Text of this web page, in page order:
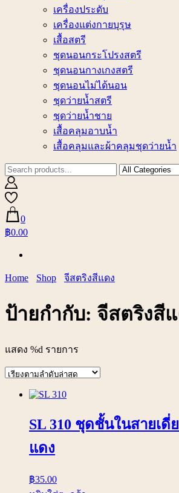
เครื่องประดับ
เครื่องแต่งกายบุรุษ
เสื้อสตรี
ชุดนอนกระโปรงสตรี
ชุดนอนกางเกงสตรี
ชุดนอนไม่ได้นอน
ชุดว่ายน้ำสตรี
ชุดว่ายน้ำชาย
เสื้อคลุมอาบน้ำ
เสื้อคลุมและผ้าคลุมชุดว่ายน้ำ
0
฿0.00
Home Shop จีสตริงสีแดง
ป้ายกำกับ: จีสตริงสี
แสดง %d รายการ
SL 310 ชุดชั้นในสายเดี่
แดง
฿35.00